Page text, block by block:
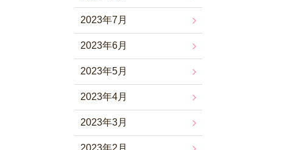
2023年7月
2023年6月
2023年5月
2023年4月
2023年3月
2023年2月